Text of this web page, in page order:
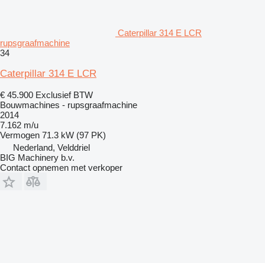
Caterpillar 314 E LCR
rupsgraafmachine
34
Caterpillar 314 E LCR
€ 45.900 Exclusief BTW
Bouwmachines - rupsgraafmachine
2014
7.162 m/u
Vermogen 71.3 kW (97 PK)
Nederland, Velddriel
BIG Machinery b.v.
Contact opnemen met verkoper